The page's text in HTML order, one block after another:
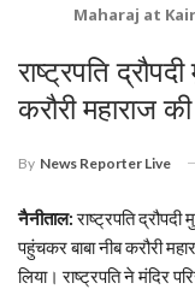
Maharaj at
राष्ट्रपति
करौरी महाराज
By News Reporter Live
नैनीताल:राष्ट्रपति
पहुंचकर बाबा नीब करौरी
लिया। राष्ट्रपति ने मंदिर